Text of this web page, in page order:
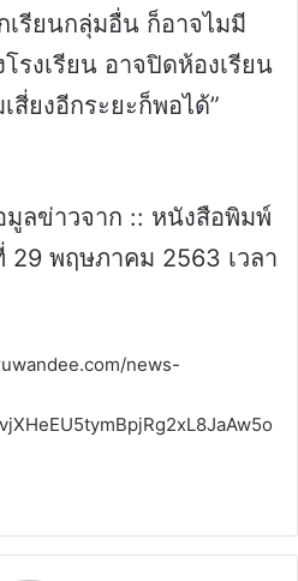
รียนกลุ่มอื่น ก็อาจไมมี
รงเรียน อาจปิดห้องเรียน
สี่ยงอีกระยะก็พอได้”
ลข่าวจาก :: หนังสือพิมพ์
พฤษภาคม 2563 เวลา
news-